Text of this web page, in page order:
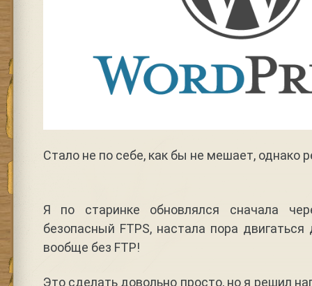
Стало не по себе, как бы не мешает, однако
Я по старинке обновлялся сначала
безопасный FTPS, настала пора
вообще без FTP!
Это сделать довольно просто, но я решил